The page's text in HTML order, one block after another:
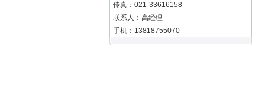
传真：021-33616158
联系人：高经理
手机：13818755070